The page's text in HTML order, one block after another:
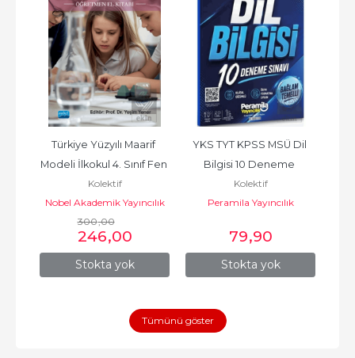
Stokta yok
Türkiye Yüzyılı Maarif
Modeli İlkokul 4. Sınıf Fen
Bilimleri Dersi...
Kolektif
Nobel Akademik Yayıncılık
300,00
246,00
Stokta yok
YKS TYT KPSS MSÜ Dil
Bilgisi 10 Deneme
Çözümlü
Kolektif
Peramila Yayıncılık
79,90
Tümünü göster